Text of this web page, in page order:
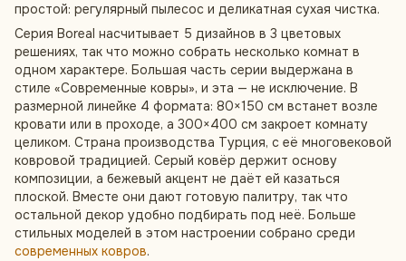
простой: регулярный пылесос и деликатная сухая чистка.
Серия Boreal насчитывает 5 дизайнов в 3 цветовых
решениях, так что можно собрать несколько комнат в
одном характере. Большая часть серии выдержана в
стиле «Современные ковры», и эта — не исключение. В
размерной линейке 4 формата: 80×150 см встанет возле
кровати или в проходе, а 300×400 см закроет комнату
целиком. Страна производства Турция, с её многовековой
ковровой традицией. Серый ковёр держит основу
композиции, а бежевый акцент не даёт ей казаться
плоской. Вместе они дают готовую палитру, так что
остальной декор удобно подбирать под неё. Больше
стильных моделей в этом настроении собрано среди
современных ковров.